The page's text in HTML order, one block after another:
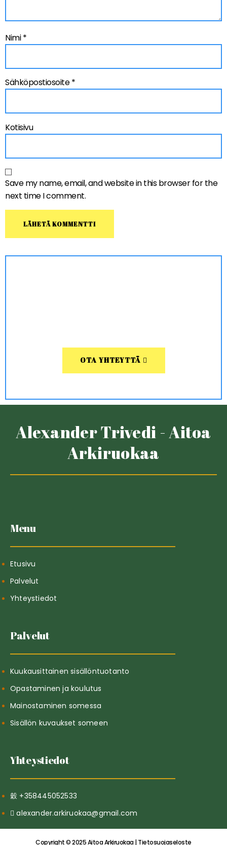
Nimi*
Sähköpostiosoite*
Kotisivu
Save my name, email, and website in this browser for the
next time I comment.
OTA YHTEYTTÄ
Alexander Trivedi - Aitoa
Arkiruokaa
Menu
Etusivu
Palvelut
Yhteystiedot
Palvelut
Kuukausittainen sisällöntuotanto
Opastaminen ja koulutus
Mainostaminen somessa
Sisällön kuvaukset someen
Yhteystiedot
+358445052533
alexander.arkiruokaa@gmail.com
Copyright © 2025 Aitoa Arkiruokaa | Tietosuojaseloste